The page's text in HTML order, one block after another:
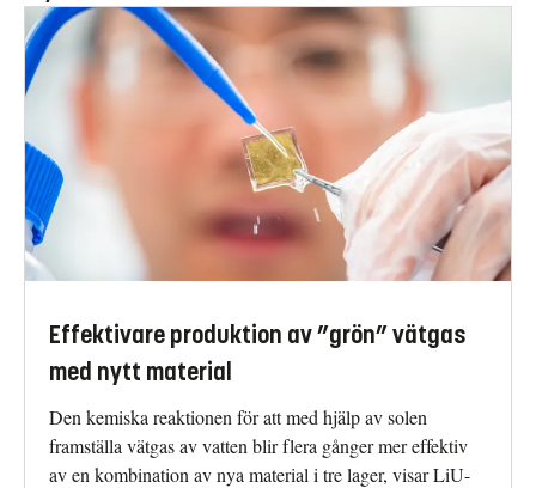
Effektivare produktion av ”grön” vätgas
med nytt material
Den kemiska reaktionen för att med hjälp av solen
framställa vätgas av vatten blir flera gånger mer effektiv
av en kombination av nya material i tre lager, visar LiU-